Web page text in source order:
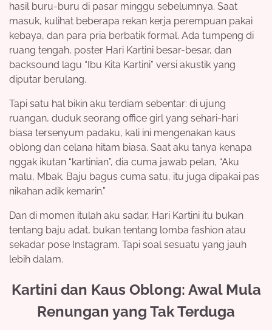
hasil buru-buru di pasar minggu sebelumnya. Saat
masuk, kulihat beberapa rekan kerja perempuan pakai
kebaya, dan para pria berbatik formal. Ada tumpeng di
ruang tengah, poster Hari Kartini besar-besar, dan
backsound lagu “Ibu Kita Kartini” versi akustik yang
diputar berulang.
Tapi satu hal bikin aku terdiam sebentar: di ujung
ruangan, duduk seorang office girl yang sehari-hari
biasa tersenyum padaku, kali ini mengenakan kaus
oblong dan celana hitam biasa. Saat aku tanya kenapa
nggak ikutan “kartinian”, dia cuma jawab pelan, “Aku
malu, Mbak. Baju bagus cuma satu, itu juga dipakai pas
nikahan adik kemarin.”
Dan di momen itulah aku sadar, Hari Kartini itu bukan
tentang baju adat, bukan tentang lomba fashion atau
sekadar pose Instagram. Tapi soal sesuatu yang jauh
lebih dalam.
Kartini dan Kaus Oblong: Awal Mula
Renungan yang Tak Terduga